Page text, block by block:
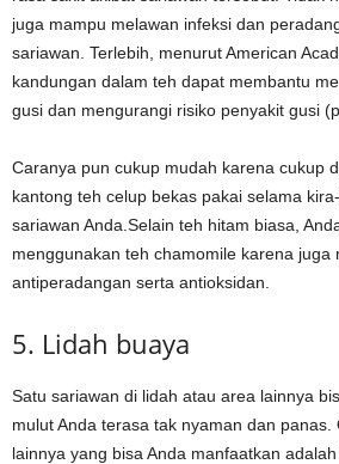
juga mampu melawan infeksi dan
sariawan. Terlebih, menurut American
kandungan dalam teh dapat membantu
gusi dan mengurangi risiko penyakit gusi
Caranya pun cukup mudah karena cukup
kantong teh celup bekas pakai selama
sariawan Anda.Selain teh hitam biasa,
menggunakan teh chamomile karena juga
antiperadangan serta antioksidan.
5. Lidah buaya
Satu sariawan di lidah atau area lainnya
mulut Anda terasa tak nyaman dan panas.
lainnya yang bisa Anda manfaatkan adalah